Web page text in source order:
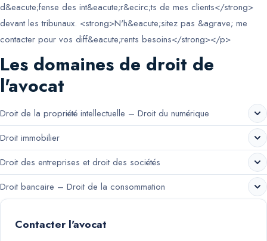
d&eacute;fense des int&eacute;r&ecirc;ts de mes clients</strong>
devant les tribunaux. <strong>N'h&eacute;sitez pas &agrave; me
contacter pour vos diff&eacute;rents besoins</strong></p>
Les domaines de droit de
l'avocat
Droit de la propriété intellectuelle – Droit du numérique
Droit immobilier
Droit des entreprises et droit des sociétés
Droit bancaire – Droit de la consommation
Contacter l'avocat